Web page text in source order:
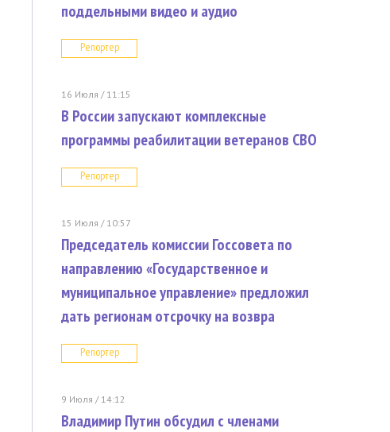
поддельными видео и аудио
Репортер
16 Июля / 11:15
В России запускают комплексные
программы реабилитации ветеранов СВО
Репортер
15 Июля / 10:57
Председатель комиссии Госсовета по
направлению «Государственное и
муниципальное управление» предложил
дать регионам отсрочку на возвра
Репортер
9 Июля / 14:12
Владимир Путин обсудил с членами